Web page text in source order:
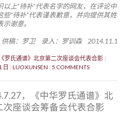
以上“待补”代表名字的网友，在评论中
些“待补”代表谨表歉意，并向提供其姓
谢意。
供稿：罗卫 录入：罗训森 2014.11.1
罗氏通谱》北京第二次座谈会代表合影
日
LUOXUNSEN 5 COMMENTS
，《中华罗氏通谱》北
次座谈会筹备会代表合影